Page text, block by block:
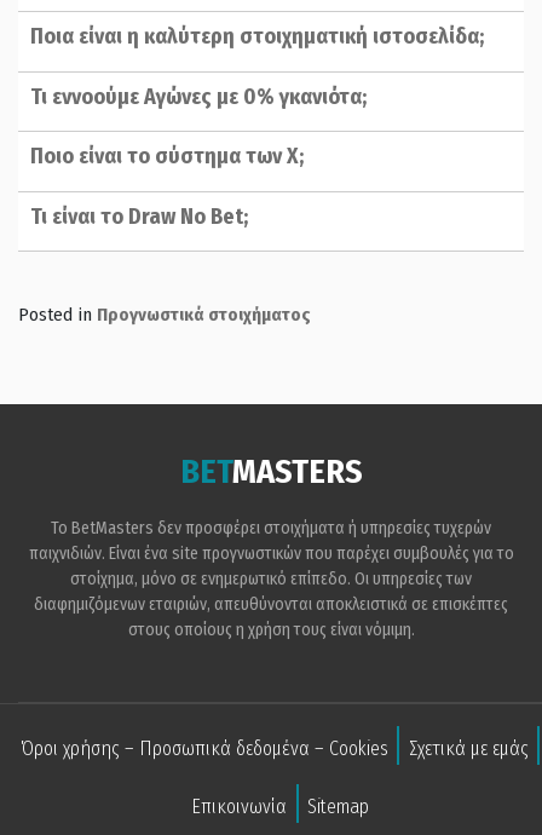
Ποια είναι η καλύτερη στοιχηματική ιστοσελίδα;
Τι εννοούμε Αγώνες με 0% γκανιότα;
Ποιο είναι το σύστημα των Χ;
Τι είναι το Draw No Bet;
Posted in Προγνωστικά στοιχήματος
BETMASTERS
Το BetMasters δεν προσφέρει στοιχήματα ή υπηρεσίες τυχερών
παιχνιδιών. Είναι ένα site προγνωστικών που παρέχει συμβουλές για το
στοίχημα, μόνο σε ενημερωτικό επίπεδο. Οι υπηρεσίες των
διαφημιζόμενων εταιριών, απευθύνονται αποκλειστικά σε επισκέπτες
στους οποίους η χρήση τους είναι νόμιμη.
Όροι χρήσης – Προσωπικά δεδομένα – Cookies Σχετικά με εμάς
Επικοινωνία Sitemap